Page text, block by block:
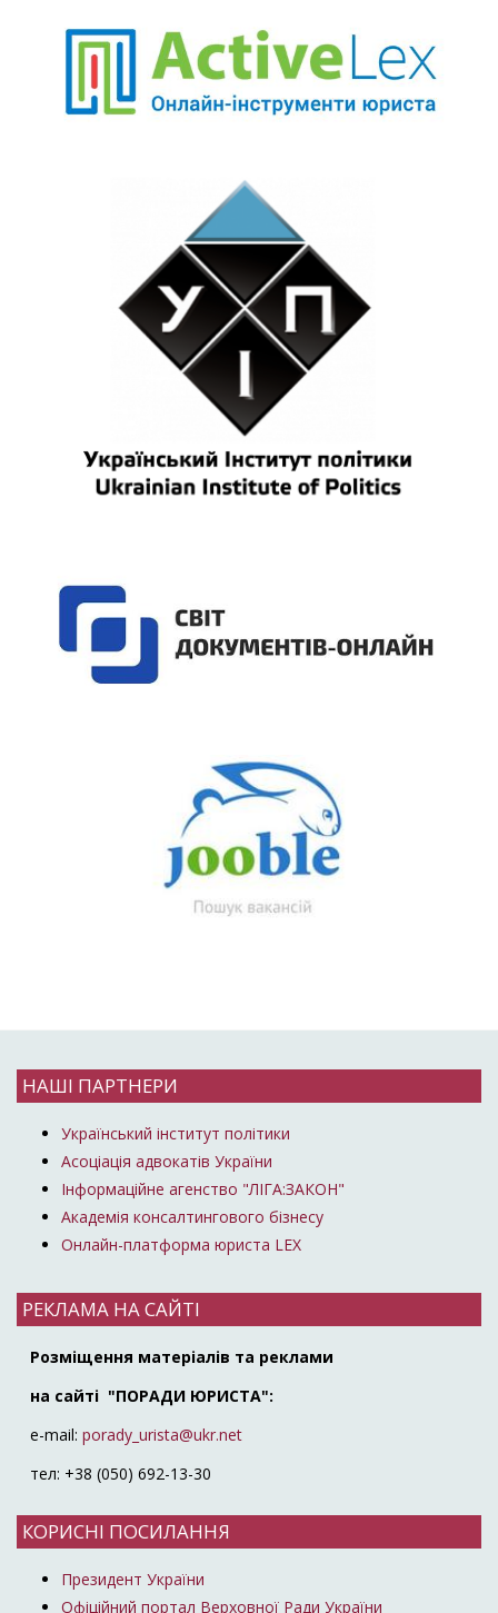
НАШІ ПАРТНЕРИ
Український інститут політики
Асоціація адвокатів України
Інформаційне агенство "ЛІГА:ЗАКОН"
Академія консалтингового бізнесу
Онлайн-платформа юриста LEX
РЕКЛАМА НА САЙТІ
Розміщення матеріалів та реклами
на сайті "ПОРАДИ ЮРИСТА":
e-mail: porady_urista@ukr.net
тел: +38 (050) 692-13-30
КОРИСНІ ПОСИЛАННЯ
Президент України
Офіційний портал Верховної Ради України